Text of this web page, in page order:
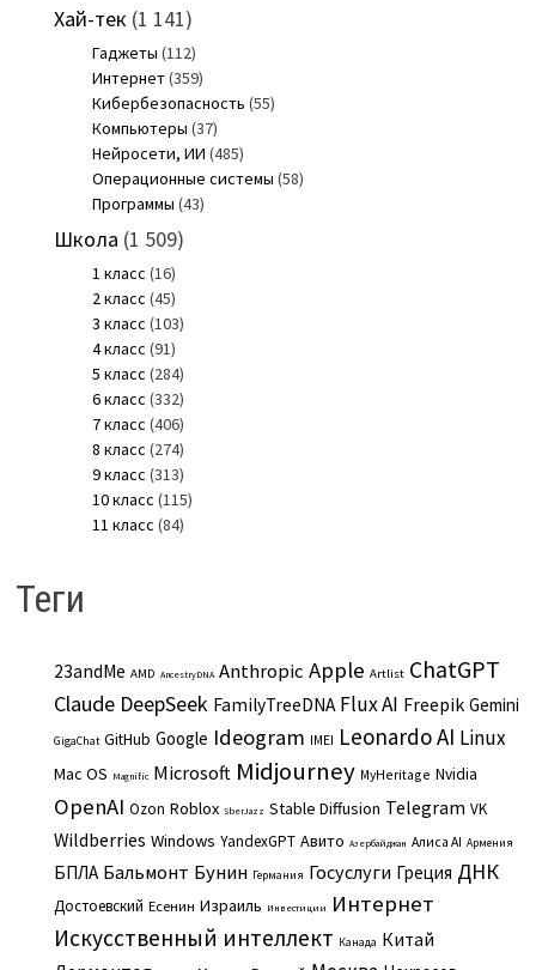
Хай-тек (1 141)
Гаджеты (112)
Интернет(359)
Кибербезопасность (55)
Компьютеры (37)
Нейросети, ИИ (485)
Операционные системы (58)
Программы (43)
Школа (1 509)
1 класс (16)
2 класс (45)
3 класс (103)
4 класс (91)
5 класс (284)
6 класс (332)
7 класс (406)
8 класс (274)
9 класс (313)
10 класс (115)
11 класс (84)
Теги
23andMe AMD AncestryDNA Anthropic Apple Artlist ChatGPT
Claude DeepSeek FamilyTreeDNA Flux AI Freepik Gemini
GigaChat GitHub Google Ideogram IMEI Leonardo AI Linux
Mac OS Magnific Microsoft Midjourney MyHeritage Nvidia
OpenAI Ozon Roblox SberJazz Stable Diffusion Telegram VK
Wildberries Windows YandexGPT Авито Азербайджан Алиса AI Армения
БПЛА Бальмонт Бунин Германия Госуслуги Греция ДНК
Достоевский Есенин Израиль Инвестиции Интернет
Искусственный интеллект Канада Китай